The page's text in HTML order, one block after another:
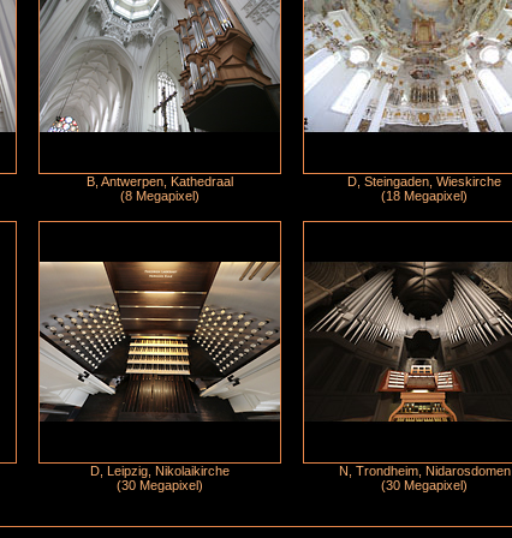
B, Antwerpen, Kathedraal
(8 Megapixel)
D, Steingaden, Wieskirche
(18 Megapixel)
D, Leipzig, Nikolaikirche
(30 Megapixel)
N, Trondheim, Nidarosdomen
(30 Megapixel)